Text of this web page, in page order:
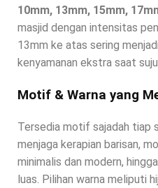
10mm, 13mm, 15mm,
masjid dengan intensitas
13mm ke atas sering
kenyamanan ekstra saat
Motif & Warna yang
Tersedia motif sajadah tiap
menjaga kerapian barisan,
minimalis dan modern,
luas. Pilihan warna meliputi